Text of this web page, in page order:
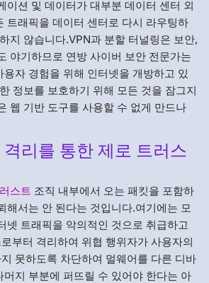
이션 및 데이터가 대부분 데이터 센터 외
트래픽을 데이터 센터로 다시 라우팅하
지 않습니다.VPN과 분할 터널링은 보안,
야기하므로 연방 사이버 보안 전문가는
자 경험을 위해 인터넷을 개방하고 있
정보를 보호하기 위해 모든 것을 잠그지
웹 기반 도구를 사용할 수 없게 만드나
리를 통한 제로 트러스
스트 조직 내부에서 오는 패킷을 포함하
해서는 안 된다는 것입니다.여기에는 모
넷 트래픽을 악의적인 것으로 취급하고
부터 격리하여 위협 행위자가 사용자의
못하도록 차단하여 멀웨어를 다른 디바
머지 부분에 퍼뜨릴 수 있어야 한다는 아